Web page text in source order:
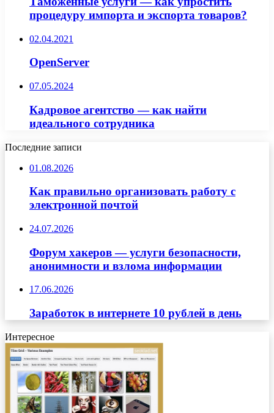
процедуру импорта и экспорта товаров?
02.04.2021
OpenServer
07.05.2024
Кадровое агентство — как найти
идеального сотрудника
Последние записи
01.08.2026
Как правильно организовать работу с
электронной почтой
24.07.2026
Форум хакеров — услуги безопасности,
анонимности и взлома информации
17.06.2026
Заработок в интернете 10 рублей в день
Интересное